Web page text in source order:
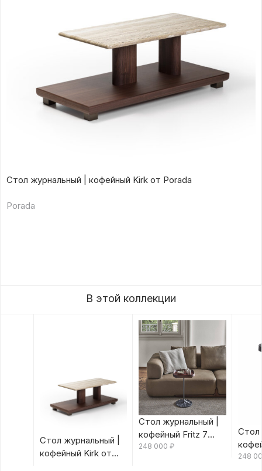
Стол журнальный | кофейный Kirk от Porada
Porada
В этой коллекции
Стол журнальный |
кофейный Kirk от
Стол журнальный |
кофейный Fritz 7
Canaletta/Rosso
248 000 ₽
Стол
248